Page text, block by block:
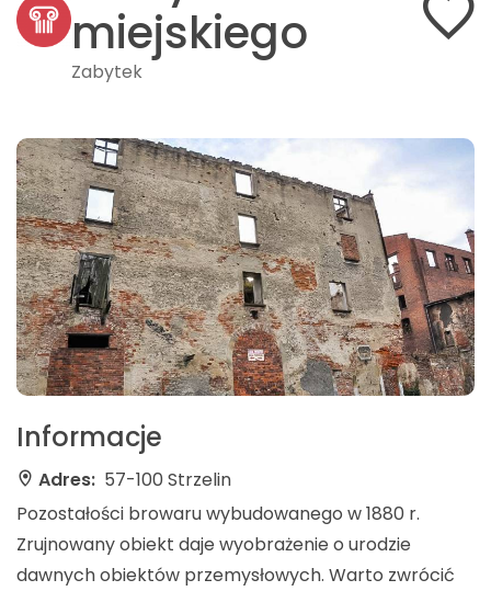
miejskiego
Zabytek
Informacje
Adres: 57-100 Strzelin
Pozostałości browaru wybudowanego w 1880 r.
Zrujnowany obiekt daje wyobrażenie o urodzie
dawnych obiektów przemysłowych. Warto zwrócić